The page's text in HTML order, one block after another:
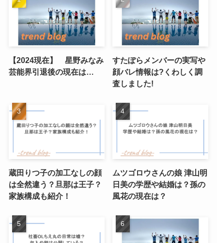
【2024現在】 星野みなみ
芸能界引退後の現在は…
すたぽらメンバーの実写や
顔バレ情報は?くわしく調
査しました!
蔵田りつ子の加工なしの顔
は全然違う？旦那は王子？
家族構成も紹介！
ムツゴロウさんの娘 津山明
日美の学歴や結婚は？孫の
風花の現在は？